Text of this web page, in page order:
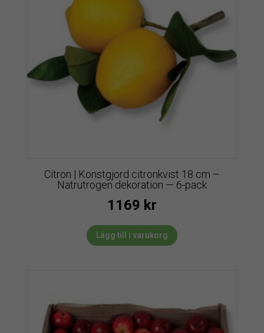
Citron | Konstgjord citronkvist 18 cm –
Natrutrogen dekoration — 6-pack
1169 kr
Lägg till i varukorg